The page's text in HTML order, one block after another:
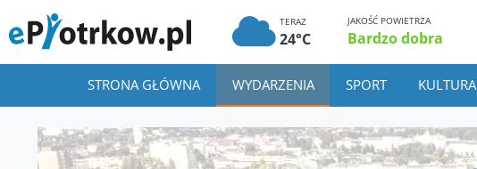
TERAZ
24°C
JAKOŚĆ POWIETRZA
Bardzo dobra
STRONA GŁÓWNA WYDARZENIA SPORT KULTURA